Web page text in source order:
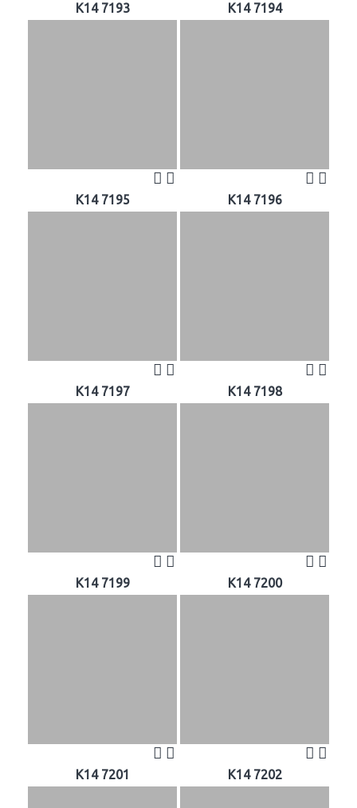
K14 7193 K14 7194
K14 7195 K14 7196
K14 7197 K14 7198
K14 7199 K14 7200
K14 7201 K14 7202